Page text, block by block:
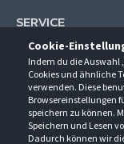
Cookie-
Indem du die Auswahl
Cookies und ähnliche
verwenden. Diese
Browsereinstellungen
speichern zu können.
Speichern und Lesen
Dadurch können wir
SERVICE
Hilfe und Information
Fragen und
Kontakt
Newsletter
UNTERNEHMEN
Über uns
Anfahrt
KONTAKT
Gröner-Schulze